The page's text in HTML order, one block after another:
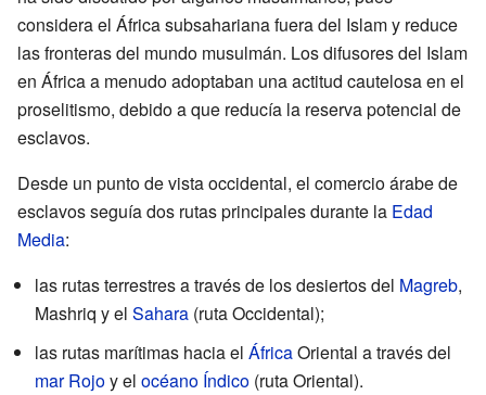
considera el África subsahariana fuera del Islam y reduce
las fronteras del mundo musulmán. Los difusores del Islam
en África a menudo adoptaban una actitud cautelosa en el
proselitismo, debido a que reducía la reserva potencial de
esclavos.
Desde un punto de vista occidental, el comercio árabe de
esclavos seguía dos rutas principales durante la Edad
Media:
las rutas terrestres a través de los desiertos del Magreb,
Mashriq y el Sahara (ruta Occidental);
las rutas marítimas hacia el ÁfricaOriental a través del
mar Rojoy el océano Índico (ruta Oriental).